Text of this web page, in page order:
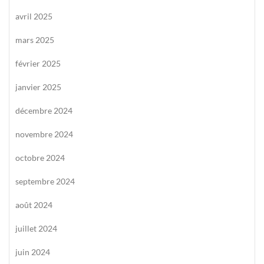
avril 2025
mars 2025
février 2025
janvier 2025
décembre 2024
novembre 2024
octobre 2024
septembre 2024
août 2024
juillet 2024
juin 2024